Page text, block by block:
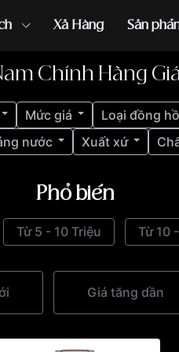
Xả Hàng Sản
Orient ...
Chính Hãng Giá
Mức giá Loại đồng hồ
nước Xuất xứ
Phổ biến
Từ 5 - 10 Triệu Từ 10
Giá tăng dần